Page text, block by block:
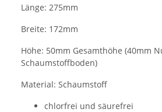
Länge: 275mm
Breite: 172mm
Höhe: 50mm Gesamthöhe (40mm
Schaumstoffboden)
Material: Schaumstoff
chlorfrei und säurefrei